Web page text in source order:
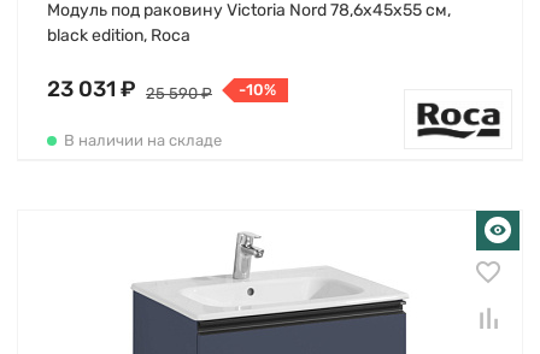
Модуль под раковину Victoria Nord 78,6х45х55 см,
black edition, Roca
23 031 ₽ 25 590 ₽ -10%
В наличии на складе